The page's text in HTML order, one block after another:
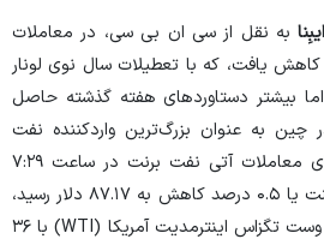
ایبِنابه نقل ازسی ان بی سی، در معاملات
یافت، که با تعطیلات سال نوی لونار
بیشتر دستاورد‌های هفته گذشته حاصل
چین به عنوان بزرگ‌ترین واردکننده نفت
چین در سال جاری بود. بهای معاملات آتی نفت برنت در ساعت ۷:۲۹
صبح به وقت تهران با ۴۶ سنت یا ۰.۵ درصد کاهش به ۸۷.۱۷ دلار رسید،
در حالی که قیمت نفت خام وست تگزاس اینترمدیت آمریکا (WTI) با ۳۶